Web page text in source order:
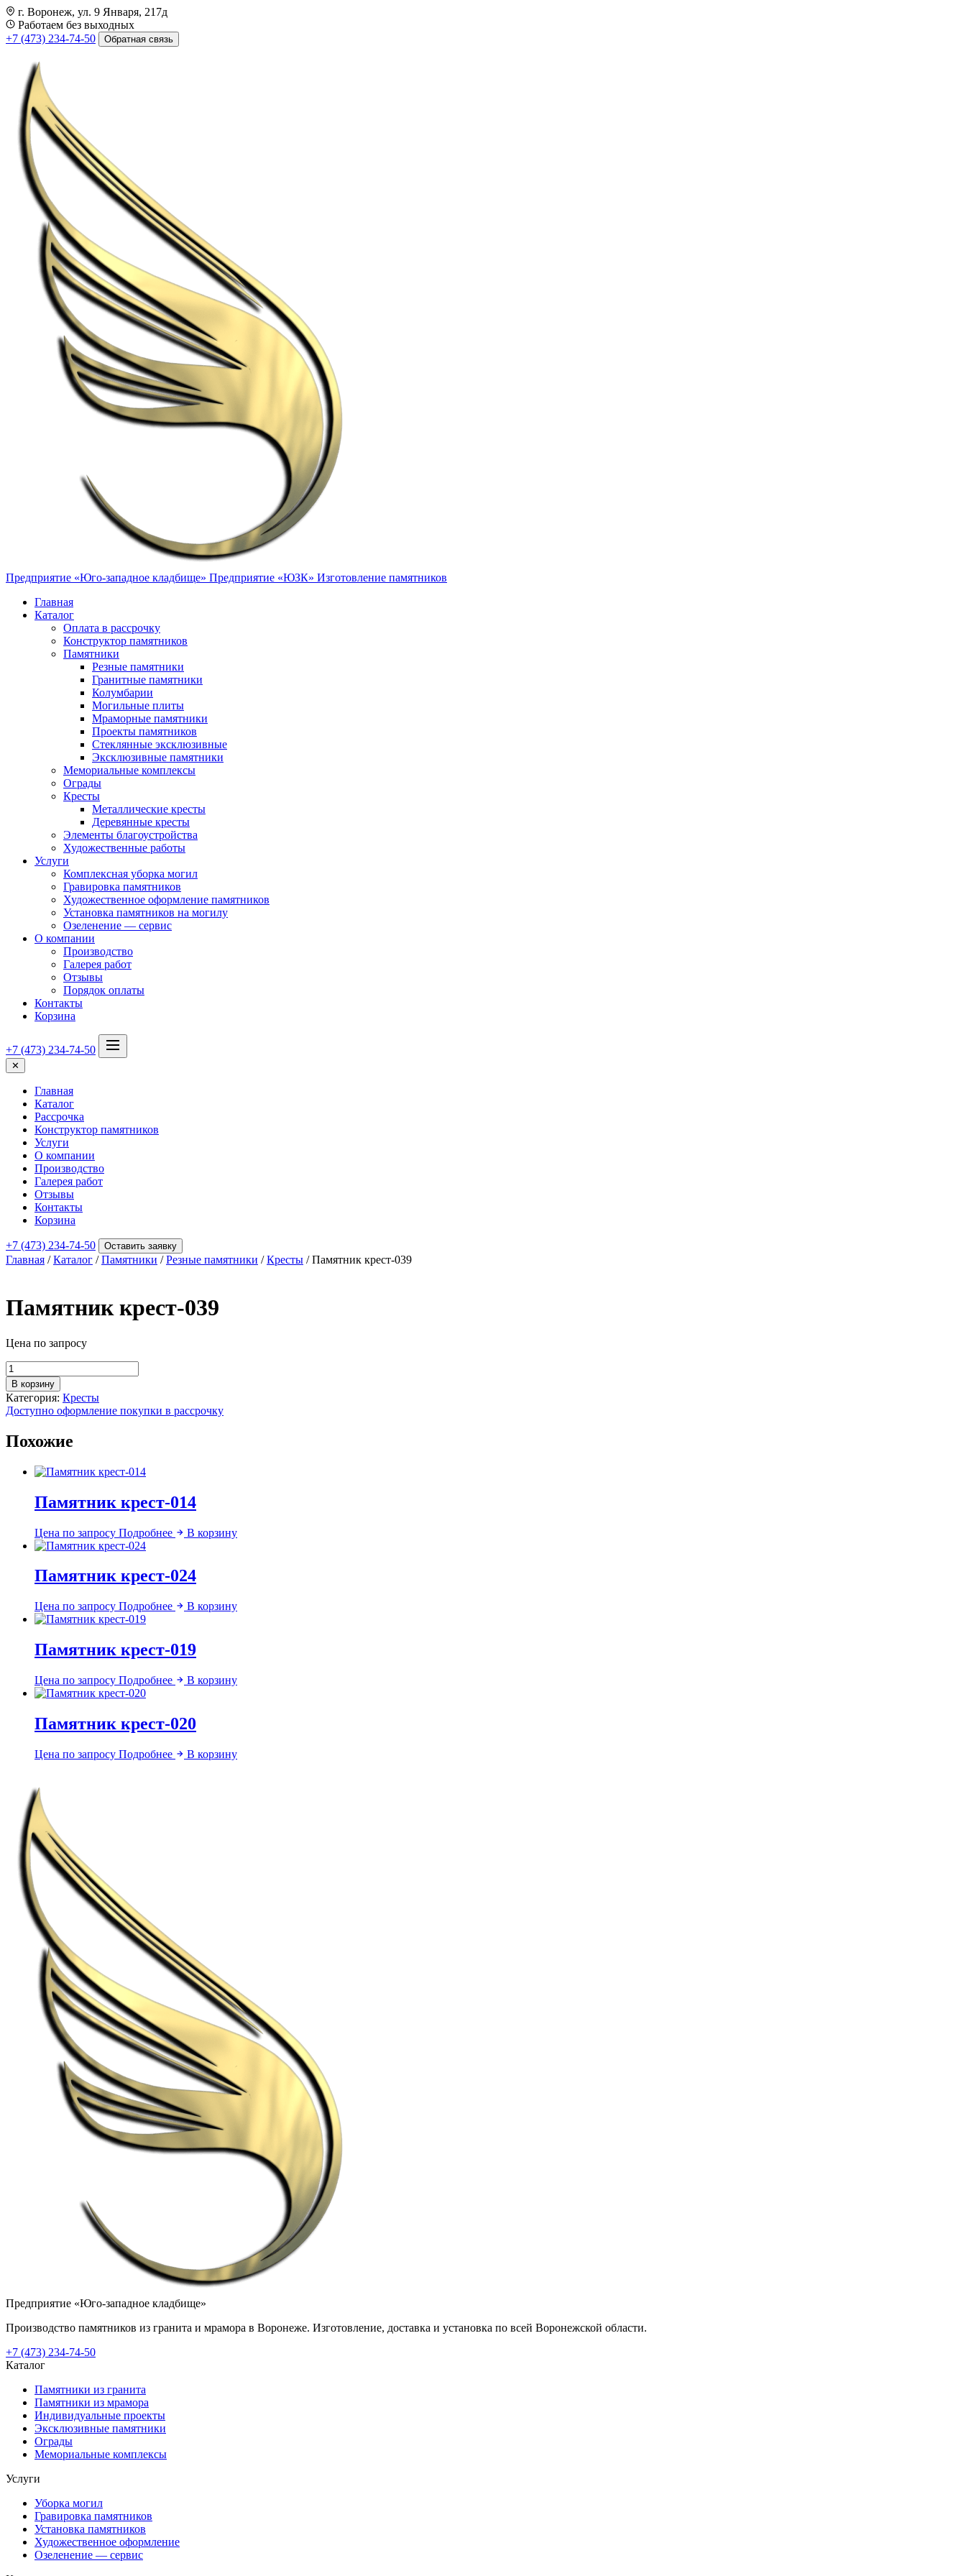
г. Воронеж, ул. 9 Января, 217д
Работаем без выходных
+7 (473) 234-74-50
Обратная связь
Предприятие «Юго-западное кладбище» Предприятие «ЮЗК» Изготовление памятников
Главная
Каталог
Оплата в рассрочку
Конструктор памятников
Памятники
Резные памятники
Гранитные памятники
Колумбарии
Могильные плиты
Мраморные памятники
Проекты памятников
Стеклянные эксклюзивные
Эксклюзивные памятники
Мемориальные комплексы
Ограды
Кресты
Металлические кресты
Деревянные кресты
Элементы благоустройства
Художественные работы
Услуги
Комплексная уборка могил
Гравировка памятников
Художественное оформление памятников
Установка памятников на могилу
Озеленение — сервис
О компании
Производство
Галерея работ
Отзывы
Порядок оплаты
Контакты
Корзина
+7 (473) 234-74-50
✕
Главная
Каталог
Рассрочка
Конструктор памятников
Услуги
О компании
Производство
Галерея работ
Отзывы
Контакты
Корзина
+7 (473) 234-74-50 Оставить заявку
Главная /Каталог /Памятники /Резные памятники /Кресты / Памятник крест-039
Памятник крест-039
Цена по запросу
Количество
товара
Памятник
крест-039
В корзину
Категория: Кресты
Доступно оформление покупки в рассрочку
Похожие
Памятник крест-014
Цена по запросу Подробнее В корзину
Памятник крест-024
Цена по запросу Подробнее В корзину
Памятник крест-019
Цена по запросу Подробнее В корзину
Памятник крест-020
Цена по запросу Подробнее В корзину
Предприятие «Юго-западное кладбище»
Производство памятников из гранита и мрамора в Воронеже. Изготовление, доставка и установка по всей Воронежской области.
+7 (473) 234-74-50
Каталог
Памятники из гранита
Памятники из мрамора
Индивидуальные проекты
Эксклюзивные памятники
Ограды
Мемориальные комплексы
Услуги
Уборка могил
Гравировка памятников
Установка памятников
Художественное оформление
Озеленение — сервис